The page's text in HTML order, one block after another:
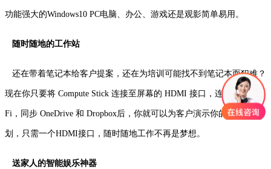
功能强大的Windows10 PC电脑、办公、游戏还是观影简单易用。
随时随地的工作站
还在带着笔记本给客户提案，还在为培训可能找不到笔记本而犯难？
现在你只要将 Compute Stick 连接至屏幕的 HDMI 接口，连接上 Wi-
Fi，同步 OneDrive 和 Dropbox后，你就可以为客户演示你的精彩策
划，只需一个HDMI接口，随时随地工作不再是梦想。
送家人的智能娱乐神器